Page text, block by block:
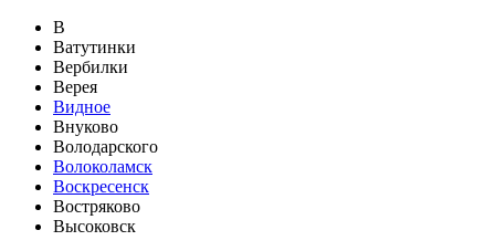
В
Ватутинки
Вербилки
Верея
Видное
Внуково
Володарского
Волоколамск
Воскресенск
Востряково
Высоковск